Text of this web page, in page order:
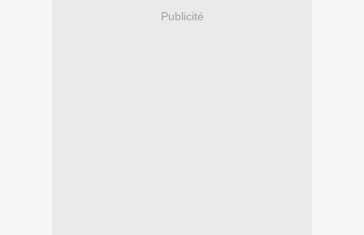
Publicité